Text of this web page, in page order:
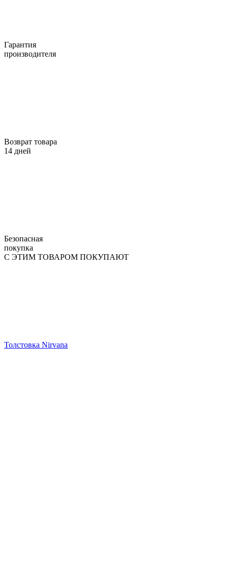
Гарантия
производителя
Возврат товара
14 дней
Безопасная
покупка
С ЭТИМ ТОВАРОМ ПОКУПАЮТ
Толстовка Nirvana